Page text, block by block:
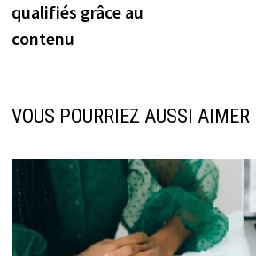
qualifiés grâce au
contenu
VOUS POURRIEZ AUSSI AIMER